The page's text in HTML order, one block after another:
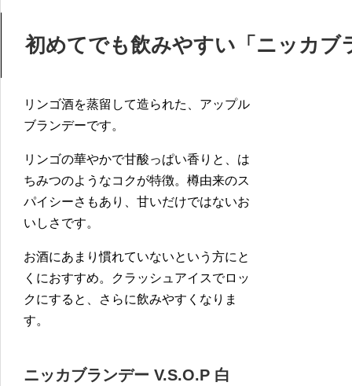
初めてでも飲みやすい「ニッカブ
リンゴ酒を蒸留して造られた、アップル
ブランデーです。
リンゴの華やかで甘酸っぱい香りと、は
ちみつのようなコクが特徴。樽由来のス
パイシーさもあり、甘いだけではないお
いしさです。
お酒にあまり慣れていないという方にと
くにおすすめ。クラッシュアイスでロッ
クにすると、さらに飲みやすくなりま
す。
ニッカブランデー V.S.O.P 白